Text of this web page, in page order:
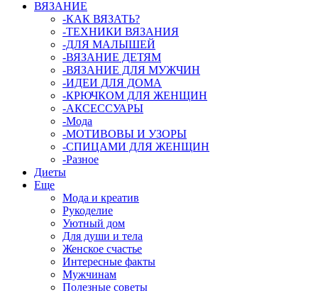
ВЯЗАНИЕ
-КАК ВЯЗАТЬ?
-ТЕХНИКИ ВЯЗАНИЯ
-ДЛЯ МАЛЫШЕЙ
-ВЯЗАНИЕ ДЕТЯМ
-ВЯЗАНИЕ ДЛЯ МУЖЧИН
-ИДЕИ ДЛЯ ДОМА
-КРЮЧКОМ ДЛЯ ЖЕНЩИН
-AКСЕССУАРЫ
-Мода
-МОТИВОВЫ И УЗОРЫ
-СПИЦАМИ ДЛЯ ЖЕНЩИН
-Разное
Диеты
Еще
Мода и креатив
Рукоделие
Уютный дом
Для души и тела
Женское счастье
Интересные факты
Мужчинам
Полезные советы